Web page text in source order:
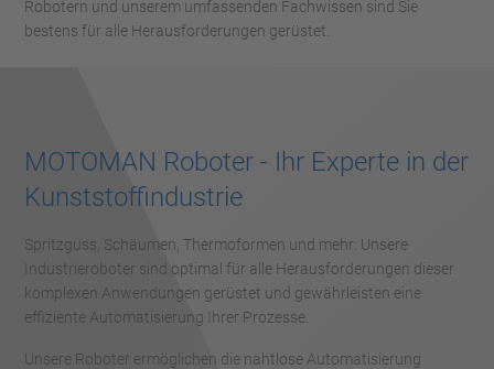
Robotern und unserem umfassenden Fachwissen sind Sie
bestens für alle Herausforderungen gerüstet.
MOTOMAN Roboter - Ihr Experte in der
Kunststoffindustrie
Spritzguss, Schäumen, Thermoformen und mehr: Unsere
Industrieroboter sind optimal für alle Herausforderungen dieser
komplexen Anwendungen gerüstet und gewährleisten eine
effiziente Automatisierung Ihrer Prozesse.
Unsere Roboter ermöglichen die nahtlose Automatisierung